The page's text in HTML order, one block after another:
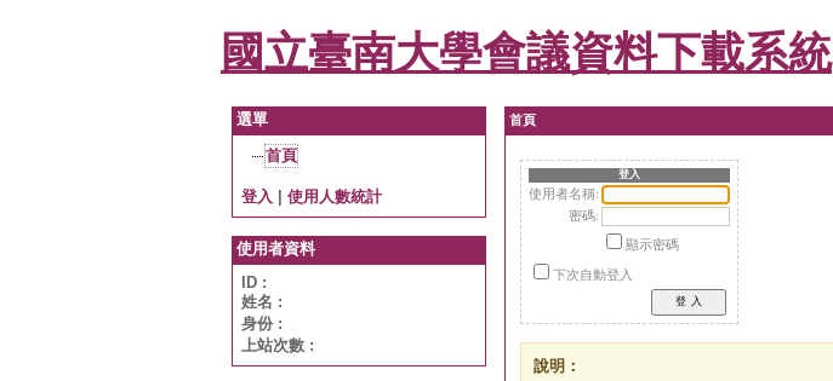
國立臺南大學會議資料下載系統
選單
首頁
登入 使用人數統計
使用者資料
ID :
姓名 :
身份 :
上站次數 :
首頁
登入
使用者名稱:
密碼:
顯示密碼
下次自動登入
說明：